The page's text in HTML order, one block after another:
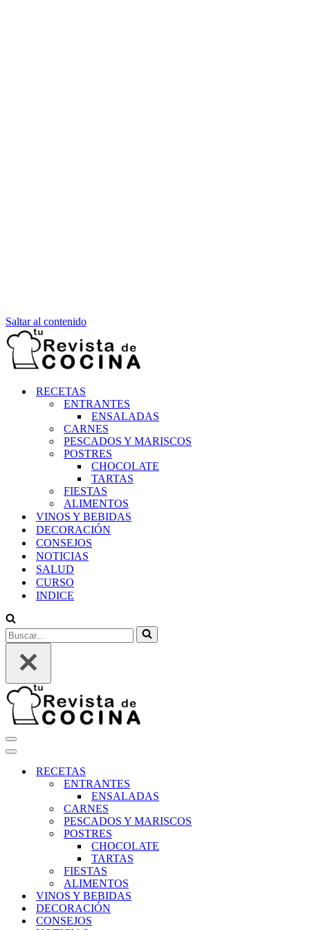
Saltar al contenido
RECETAS
ENTRANTES
ENSALADAS
CARNES
PESCADOS Y MARISCOS
POSTRES
CHOCOLATE
TARTAS
FIESTAS
ALIMENTOS
VINOS Y BEBIDAS
DECORACIÓN
CONSEJOS
NOTICIAS
SALUD
CURSO
INDICE
Buscar...
Menú
de
Menú
navegaciónRECETAS
ENTRANTES
ENSALADAS
CARNES
PESCADOS Y MARISCOS
POSTRES
CHOCOLATE
TARTAS
FIESTAS
ALIMENTOS
VINOS Y BEBIDAS
DECORACIÓN
CONSEJOS